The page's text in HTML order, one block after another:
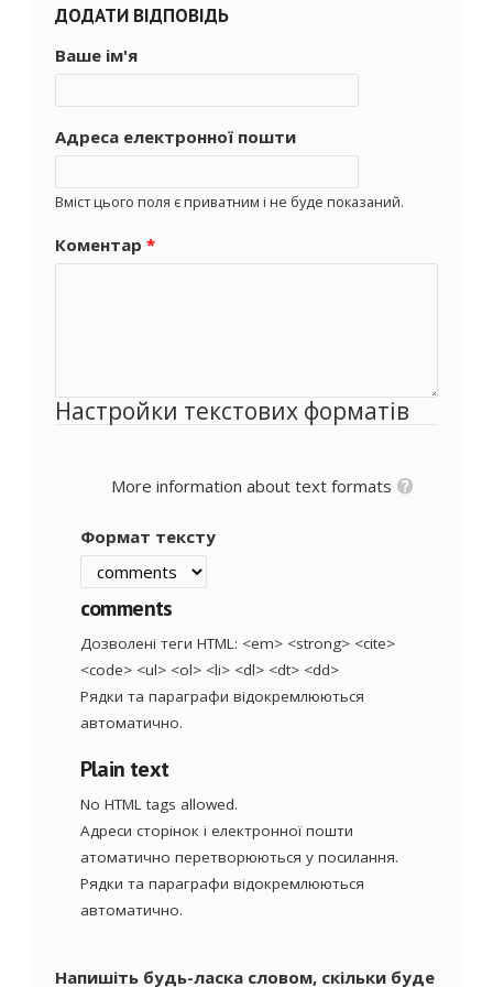
ДОДАТИ ВІДПОВІДЬ
Ваше ім'я
Адреса електронної пошти
Вміст цього поля є приватним і не буде показаний.
Коментар *
Настройки текстових форматів
More information about text formats
Формат тексту
comments
Дозволені теги HTML: <em> <strong> <cite>
<code> <ul> <ol> <li> <dl> <dt> <dd>
Рядки та параграфи відокремлюються
автоматично.
Plain text
No HTML tags allowed.
Адреси сторінок і електронної пошти
атоматично перетворюються у посилання.
Рядки та параграфи відокремлюються
автоматично.
Напишіть будь-ласка словом, скільки буде